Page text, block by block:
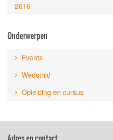
2016
Onderwerpen
Events
Wedstrijd
Opleiding en cursus